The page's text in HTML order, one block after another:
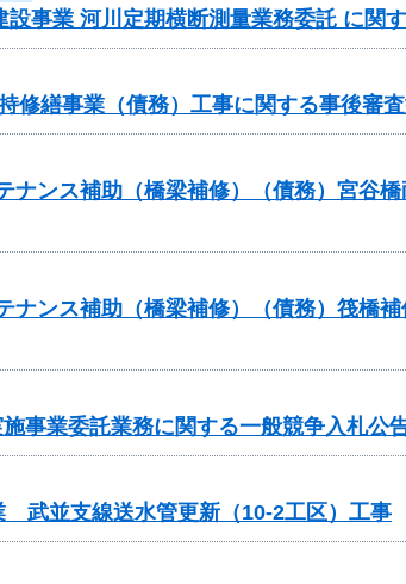
設事業 河川定期横断測量業務委託 に関
修繕事業（債務）工事に関する事後審
ンス補助（橋梁補修）（債務）宮谷
ンス補助（橋梁補修）（債務）筏橋
事業委託業務に関する一般競争入札公
武並支線送水管更新（10-2工区）工事